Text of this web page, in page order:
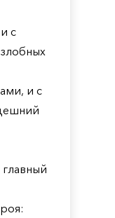
с
и с